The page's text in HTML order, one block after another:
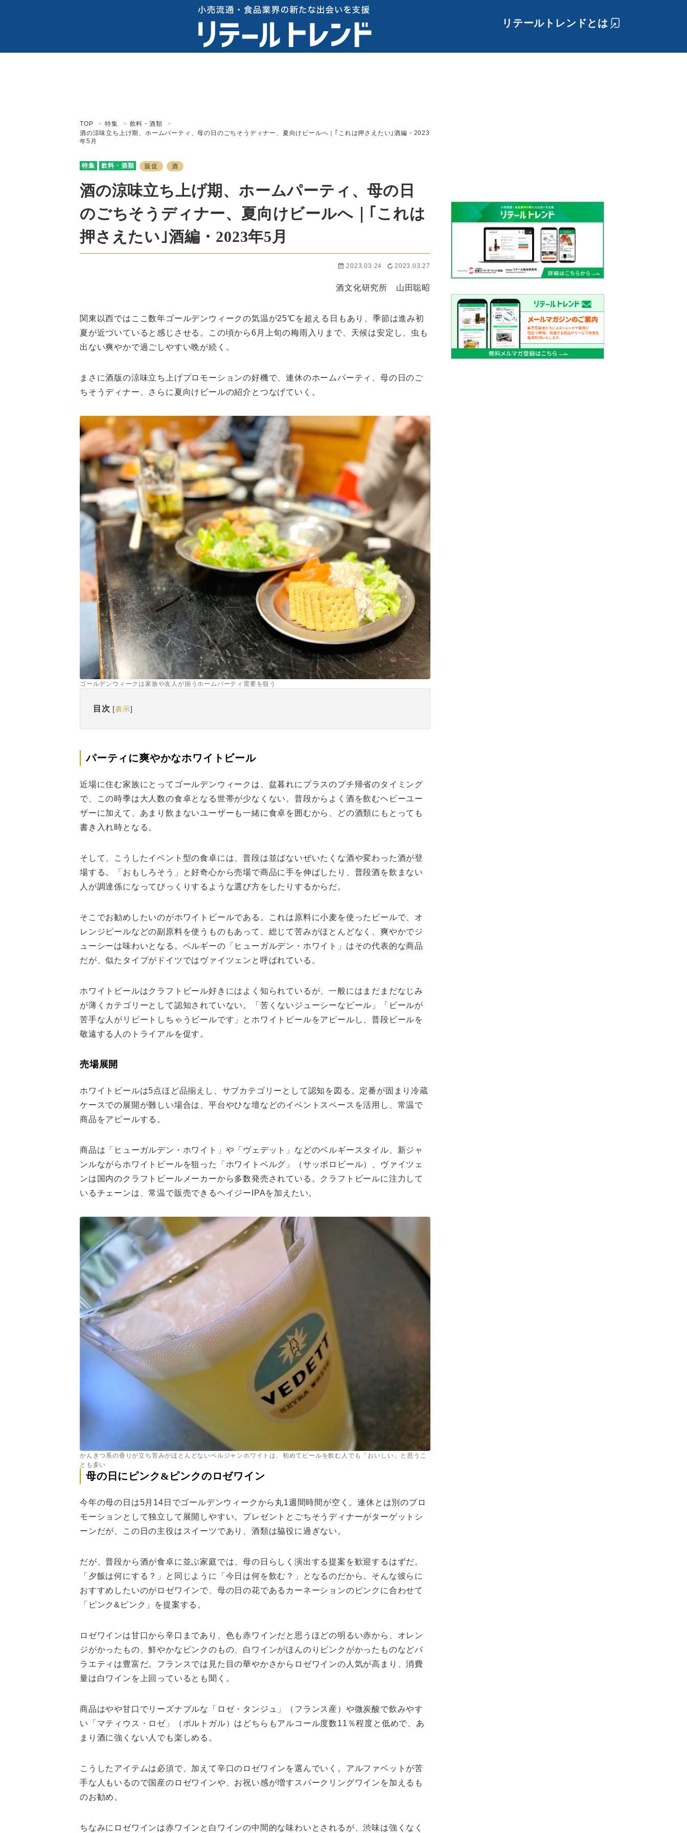
リテールトレンドとは
TOP 特集
飲料・酒類
酒の涼味立ち上げ期、ホームパーティ、母の日のごちそうディナー、夏向けビールへ｜｢これは押さえたい｣酒編・2023
年5月
特集 飲料・酒類 販促 酒
酒の涼味立ち上げ期、ホームパーティ、母の日
のごちそうディナー、夏向けビールへ｜｢これは
押さえたい｣酒編・2023年5月
2023.03.24 2023.03.27
酒文化研究所 山田聡昭
関東以西ではここ数年ゴールデンウィークの気温が25℃を超える日もあり、季節は進み初
夏が近づいていると感じさせる。この頃から6月上旬の梅雨入りまで、天候は安定し、虫も
出ない爽やかで過ごしやすい晩が続く。
まさに酒版の涼味立ち上げプロモーションの好機で、連休のホームパーティ、母の日のご
ちそうディナー、さらに夏向けビールの紹介とつなげていく。
ゴールデンウィークは家族や友人が揃うホームパーティ需要を狙う
目次 [表示]
パーティに爽やかなホワイトビール
近場に住む家族にとってゴールデンウィークは、盆暮れにプラスのプチ帰省のタイミング
で、この時季は大人数の食卓となる世帯が少なくない。普段からよく酒を飲むヘビーユー
ザーに加えて、あまり飲まないユーザーも一緒に食卓を囲むから、どの酒類にもとっても
書き入れ時となる。
そして、こうしたイベント型の食卓には、普段は並ばないぜいたくな酒や変わった酒が登
場する。「おもしろそう」と好奇心から売場で商品に手を伸ばしたり、普段酒を飲まない
人が調達係になってびっくりするような選び方をしたりするからだ。
そこでお勧めしたいのがホワイトビールである。これは原料に小麦を使ったビールで、オ
レンジピールなどの副原料を使うものもあって、総じて苦みがほとんどなく、爽やかでジ
ューシーは味わいとなる。ベルギーの「ヒューガルデン・ホワイト」はその代表的な商品
だが、似たタイプがドイツではヴァイツェンと呼ばれている。
ホワイトビールはクラフトビール好きにはよく知られているが、一般にはまだまだなじみ
が薄くカテゴリーとして認知されていない。「苦くないジューシーなビール」「ビールが
苦手な人がリピートしちゃうビールです」とホワイトビールをアピールし、普段ビールを
敬遠する人のトライアルを促す。
売場展開
ホワイトビールは5点ほど品揃えし、サブカテゴリーとして認知を図る。定番が固まり冷蔵
ケースでの展開が難しい場合は、平台やひな壇などのイベントスペースを活用し、常温で
商品をアピールする。
商品は「ヒューガルデン・ホワイト」や「ヴェデット」などのベルギースタイル、新ジャ
ンルながらホワイトビールを狙った「ホワイトベルグ」（サッポロビール）、ヴァイツェ
ンは国内のクラフトビールメーカーから多数発売されている。クラフトビールに注力して
いるチェーンは、常温で販売できるヘイジーIPAを加えたい。
かんきつ系の香りが立ち苦みがほとんどないベルジャンホワイトは、初めてビールを飲む人でも「おいしい」と思うこ
とも多い
母の日にピンク&ピンクのロゼワイン
今年の母の日は5月14日でゴールデンウィークから丸1週間時間が空く。連休とは別のプロ
モーションとして独立して展開しやすい。プレゼントとごちそうディナーがターゲットシ
ーンだが、この日の主役はスイーツであり、酒類は脇役に過ぎない。
だが、普段から酒が食卓に並ぶ家庭では、母の日らしく演出する提案を歓迎するはずだ。
「夕飯は何にする？」と同じように「今日は何を飲む？」となるのだから。そんな彼らに
おすすめしたいのがロゼワインで、母の日の花であるカーネーションのピンクに合わせて
「ピンク&ピンク」を提案する。
ロゼワインは甘口から辛口まであり、色も赤ワインだと思うほどの明るい赤から、オレン
ジがかったもの、鮮やかなピンクのもの、白ワインがほんのりピンクがかったものなどバ
ラエティは豊富だ。フランスでは見た目の華やかさからロゼワインの人気が高まり、消費
量は白ワインを上回っているとも聞く。
商品はやや甘口でリーズナブルな「ロゼ・タンジュ」（フランス産）や微炭酸で飲みやす
い「マティウス・ロゼ」（ポルトガル）はどちらもアルコール度数11％程度と低めで、あ
まり酒に強くない人でも楽しめる。
こうしたアイテムは必須で、加えて辛口のロゼワインを選んでいく。アルファベットが苦
手な人もいるので国産のロゼワインや、お祝い感が増すスパークリングワインを加えるも
のお勧め。
ちなみにロゼワインは赤ワインと白ワインの中間的な味わいとされるが、渋味は強くなく